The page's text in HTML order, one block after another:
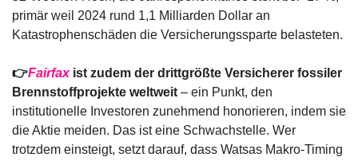
primär weil 2024 rund 1,1 Milliarden Dollar an
Katastrophenschäden die Versicherungssparte belasteten.
👉Fairfax ist zudem der drittgrößte Versicherer fossiler
Brennstoffprojekte weltweit – ein Punkt, den
institutionelle Investoren zunehmend honorieren, indem sie
die Aktie meiden. Das ist eine Schwachstelle. Wer
trotzdem einsteigt, setzt darauf, dass Watsas Makro-Timing